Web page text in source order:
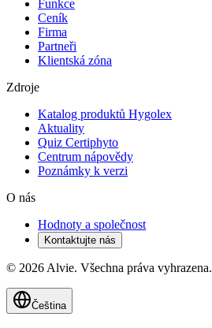
Funkce
Ceník
Firma
Partneři
Klientská zóna
Zdroje
Katalog produktů Hygolex
Aktuality
Quiz Certiphyto
Centrum nápovědy
Poznámky k verzi
O nás
Hodnoty a společnost
Kontaktujte nás
© 2026 Alvie. Všechna práva vyhrazena.
Čeština